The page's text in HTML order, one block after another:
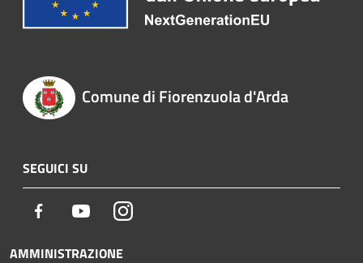
Comune di Fiorenzuola d'Arda
SEGUICI SU
Facebook YoutubeInstagram
AMMINISTRAZIONE